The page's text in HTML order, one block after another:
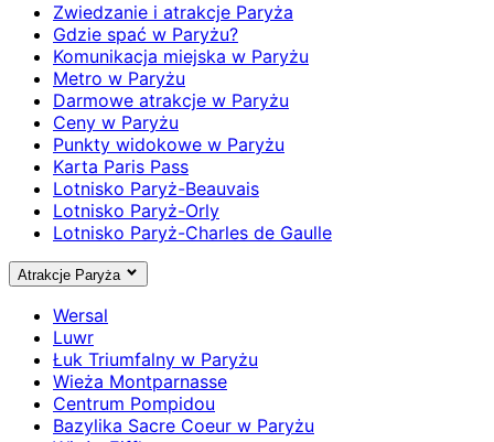
Zwiedzanie i atrakcje Paryża
Gdzie spać w Paryżu?
Komunikacja miejska w Paryżu
Metro w Paryżu
Darmowe atrakcje w Paryżu
Ceny w Paryżu
Punkty widokowe w Paryżu
Karta Paris Pass
Lotnisko Paryż-Beauvais
Lotnisko Paryż-Orly
Lotnisko Paryż-Charles de Gaulle
Atrakcje Paryża
Wersal
Luwr
Łuk Triumfalny w Paryżu
Wieża Montparnasse
Centrum Pompidou
Bazylika Sacre Coeur w Paryżu